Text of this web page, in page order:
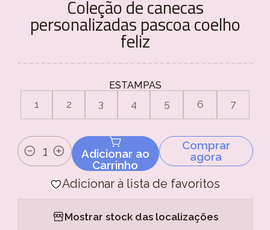
Coleção de canecas
personalizadas pascoa coelho
feliz
ESTAMPAS
1 2 3 4 5 6 7
Quantidade
Adicionar ao
Carrinho
Comprar
agora
Adicionar à lista de favoritos
Mostrar stock das localizações